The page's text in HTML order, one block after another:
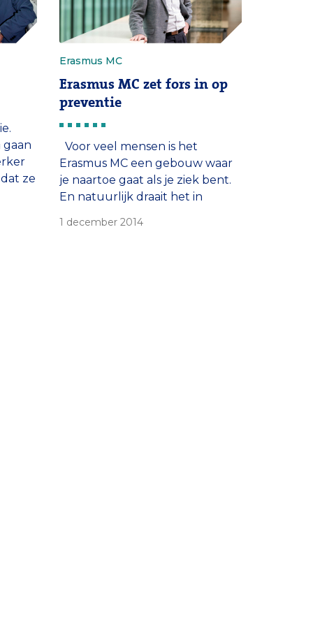
gaan
ze
Erasmus MC
Erasmus MC zet fors in op
preventie
Voor veel mensen is het
Erasmus MC een gebouw waar
je naartoe gaat als je ziek bent.
En natuurlijk draait het in
genezen van zieke mensen.
1 december 2014